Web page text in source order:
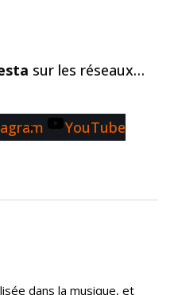
sur les réseaux…
YouTube
dans la musique, et